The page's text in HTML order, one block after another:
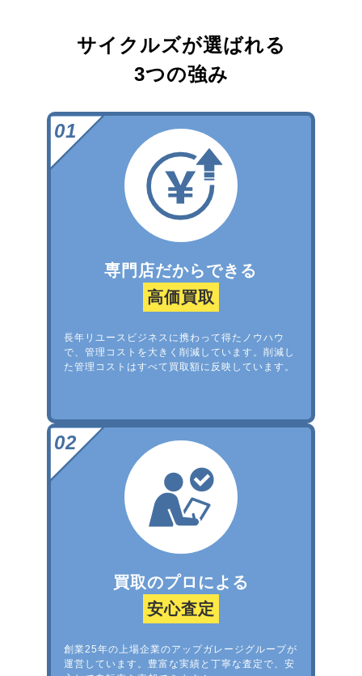
サイクルズが選ばれる
3つの強み
専門店だからできる
高価買取
長年リユースビジネスに携わって得たノウハウ
で、管理コストを大きく削減しています。削減し
た管理コストはすべて買取額に反映しています。
買取のプロによる
安心査定
創業25年の上場企業のアップガレージグループが
運営しています。豊富な実績と丁寧な査定で、安